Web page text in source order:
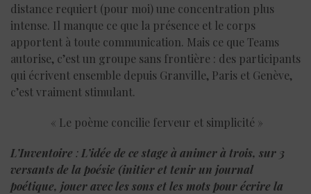
distance requiert (pour moi) une concentration plus
intense. Il manque ce que la présence et le corps
apportent à toute communication. Mais ce que Teams
autorise, c’est un groupe sans frontière : des participants
qui écrivent ensemble depuis Granville, Paris et Genève,
c’est vraiment stimulant.
« Le poème concilie ferveur et simplicité »
L’Inventoire : L’idée de ce stage à animer à trois, sur 3
versants de la poésie (initier et tenir un journal
poétique, jouer avec les sons et les mots pour écrire la